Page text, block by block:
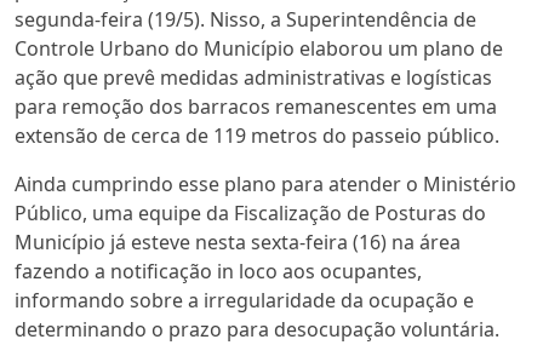
segunda-feira (19/5). Nisso, a Superintendência de
Controle Urbano do Município elaborou um plano de
ação que prevê medidas administrativas e logísticas
para remoção dos barracos remanescentes em uma
extensão de cerca de 119 metros do passeio público.
Ainda cumprindo esse plano para atender o Ministério
Público, uma equipe da Fiscalização de Posturas do
Município já esteve nesta sexta-feira (16) na área
fazendo a notificação in loco aos ocupantes,
informando sobre a irregularidade da ocupação e
determinando o prazo para desocupação voluntária.